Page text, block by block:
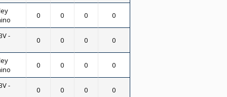
0 0 0 0
-
0 0 0 0
0 0 0 0
-
0 0 0 0